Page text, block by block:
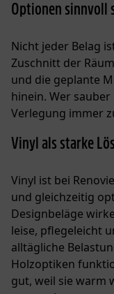
Optionen sinnvoll
Nicht jeder Belag
Zuschnitt der
und die geplante
hinein. Wer
Verlegung immer
Vinyl als starke
Vinyl ist bei
und gleichzeitig
Designbeläge
leise, pflegeleicht
alltägliche
Holzoptiken
gut, weil sie warm